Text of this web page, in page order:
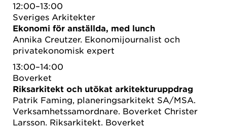
12:00–13:00
Sveriges Arkitekter
Ekonomi för anställda, med lunch
Annika Creutzer. Ekonomijournalist och
privatekonomisk expert
13:00–14:00
Boverket
Riksarkitekt och utökat arkitekturuppdrag
Patrik Faming, planeringsarkitekt SA/MSA.
Verksamhetssamordnare. Boverket Christer
Larsson. Riksarkitekt. Boverket